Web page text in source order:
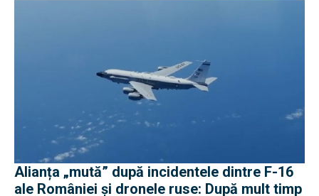
Alianța „mută” după incidentele dintre F-16
ale României și dronele ruse: După mult timp